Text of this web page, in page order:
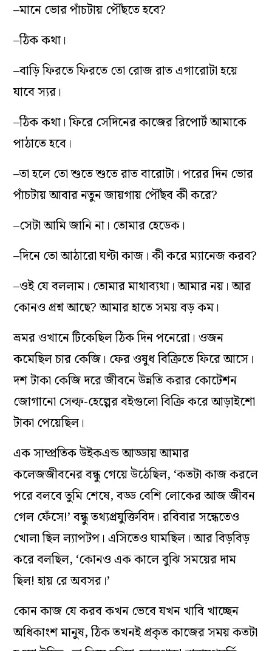
–মানে ভোর পাঁচটায় পৌঁছতে হবে?
–ঠিক কথা।
–বাড়ি ফিরতে ফিরতে তো রোজ রাত এগারোটা হয়ে
যাবে স্যর।
–ঠিক কথা। ফিরে সেদিনের কাজের রিপোর্ট আমাকে
পাঠাতে হবে।
–তা হলে তো শুতে শুতে রাত বারোটা। পরের দিন ভোর
পাঁচটায় আবার নতুন জায়গায় পৌঁছব কী করে?
–সেটা আমি জানি না। তোমার হেডেক।
–দিনে তো আঠারো ঘণ্টা কাজ। কী করে ম্যানেজ করব?
–ওই যে বললাম। তোমার মাথাব্যথা। আমার নয়। আর
কোনও প্রশ্ন আছে? আমার হাতে সময় বড় কম।
ভ্রমর ওখানে টিকেছিল ঠিক দিন পনেরো। ওজন
কমেছিল চার কেজি। ফের ওষুধ বিক্রিতে ফিরে আসে।
দশ টাকা কেজি দরে জীবনে উন্নতি করার কোটেশন
জোগানো সেল্ফ-হেল্পের বইগুলো বিক্রি করে আড়াইশো
টাকা পেয়েছিল।
এক সাম্প্রতিক উইকএন্ড আড্ডায় আমার
কলেজজীবনের বন্ধু গেয়ে উঠেছিল, ‘কতটা কাজ করলে
পরে বলবে তুমি শেষে, বড্ড বেশি লোকের আজ জীবন
গেল ফেঁসে!’ বন্ধু তথ্যপ্রযুক্তিবিদ। রবিবার সন্ধেতেও
খোলা ছিল ল্যাপটপ। এসিতেও ঘামছিল। আর বিড়বিড়
করে বলছিল, ‘কোনও এক কালে বুঝি সময়ের দাম
ছিল! হায় রে অবসর।’
কোন কাজ যে করব কখন ভেবে যখন খাবি খাচ্ছেন
অধিকাংশ মানুষ, ঠিক তখনই প্রকৃত কাজের সময় কতটা